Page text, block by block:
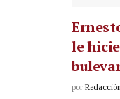
le
por